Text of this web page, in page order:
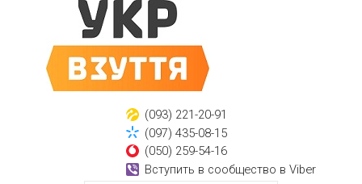
(093) 221-20-91
(097) 435-08-15
(050) 259-54-16
Вступить в сообщество в Viber